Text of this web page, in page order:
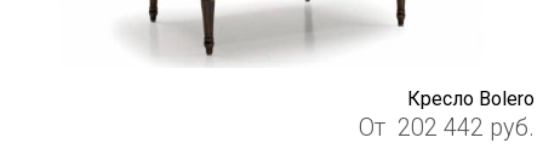
Кресло Bolero
От 202 442 руб.